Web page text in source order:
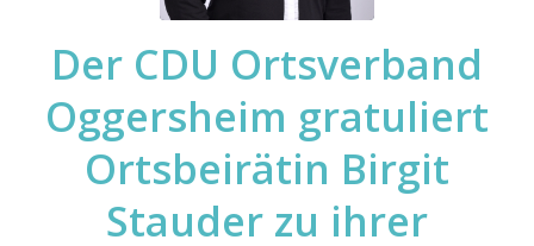
Der CDU Ortsverband
Oggersheim gratuliert
Ortsbeirätin Birgit
Stauder zu ihrer